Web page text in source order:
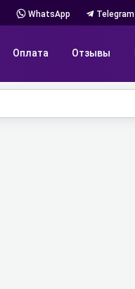
WhatsApp Telegram
Оплата Отзывы